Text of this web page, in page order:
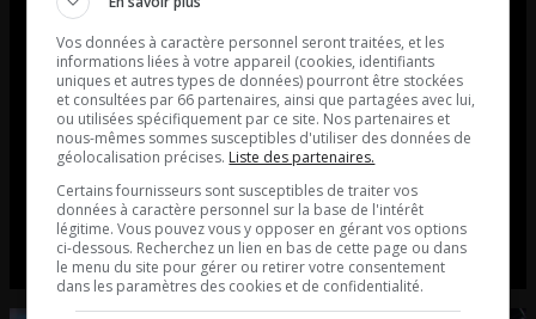
La chronique de Frédéric Dorion d’Alimentation
Première. La recette de la semaine: L’hampe de
bœuf marinée au vin rougePour la viande : Trancher
l’hampe en biais, dans le sens contraire des fibres de
la viande pour une tendreté maximale La marinade
(À faire à l’avance) Couper l’hampe de bœuf en 4
portions égales si elle […]
Vos données à caractère personnel seront traitées, et les
informations liées à votre appareil (cookies, identifiants
uniques et autres types de données) pourront être stockées
et consultées par 66 partenaires, ainsi que partagées avec lui,
ou utilisées spécifiquement par ce site. Nos partenaires et
nous-mêmes sommes susceptibles d'utiliser des données de
géolocalisation précises. Liste des partenaires.
Certains fournisseurs sont susceptibles de traiter vos
données à caractère personnel sur la base de l'intérêt
légitime. Vous pouvez vous y opposer en gérant vos options
ci-dessous. Recherchez un lien en bas de cette page ou dans
le menu du site pour gérer ou retirer votre consentement
dans les paramètres des cookies et de confidentialité.